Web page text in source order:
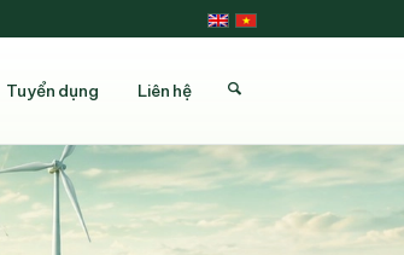
Tuyển dụng Liên hệ